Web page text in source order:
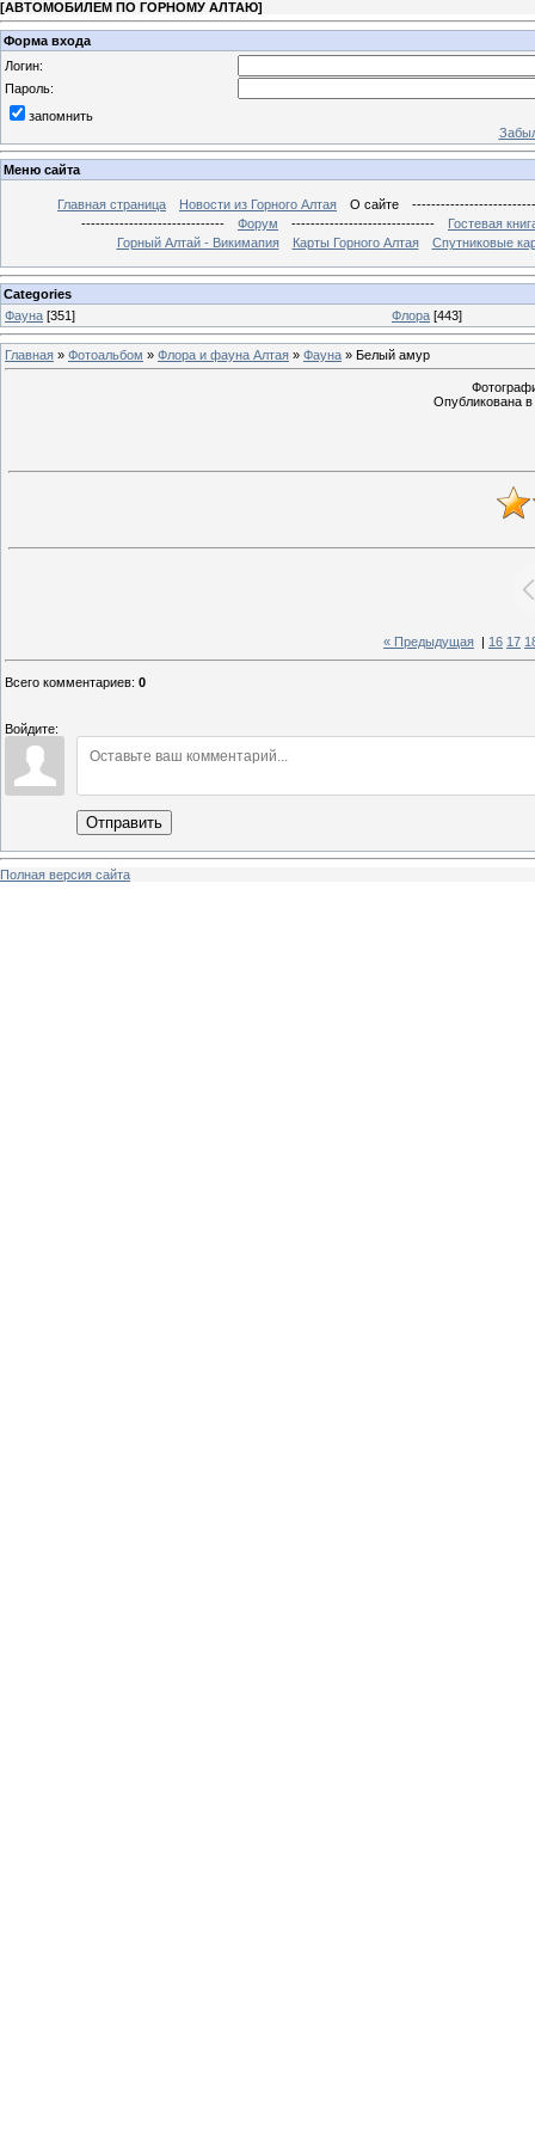
[АВТОМОБИЛЕМ ПО ГОРНОМУ АЛТАЮ]
Форма входа
Логин:
Пароль:
запомнить
Меню сайта
Главная страница Новости из Горного Алтая О сайте
------------------------------
Форум ------------------------------
Гостевая
Горный Алтай - Викимапия
Карты Горного Алтая Спутниковые
Categories
Фауна [351] Флора [443]
Главная » Фотоальбом » Флора и фауна Алтая » Фауна » Белый амур
Опубликована в
« Предыдущая 16 17
Всего комментариев: 0
Войдите:
Отправить
Полная версия сайта